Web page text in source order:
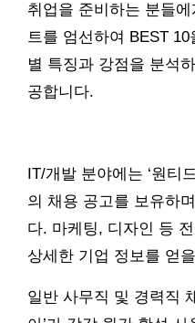
취업을 준비하는 분들
트를 엄선하여 BEST
별 특징과 강점을 분석
공합니다.
IT/개발 분야에는 ‘원티
의 채용 공고를 보유하
다. 마케팅, 디자인 등 전
상세한 기업 정보를 얻
일반 사무직 및 경력직